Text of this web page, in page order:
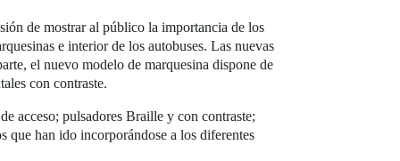
de mostrar al público la importancia de los
e interior de los autobuses. Las nuevas
el nuevo modelo de marquesina dispone de
con contraste.
acceso; pulsadores Braille y con contraste;
que han ido incorporándose a los diferentes